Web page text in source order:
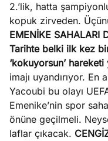
2.’lik, hatta
kopuk zirveden.
EMENİKE SAHALARI
Tarihte belki ilk kez
‘kokuyorsun’ hareketi
imajı uyandırıyor. En
Yacoubi bu olayı
Emenike’nin spor
önüne geçilmeli.
laflar çıkacak.